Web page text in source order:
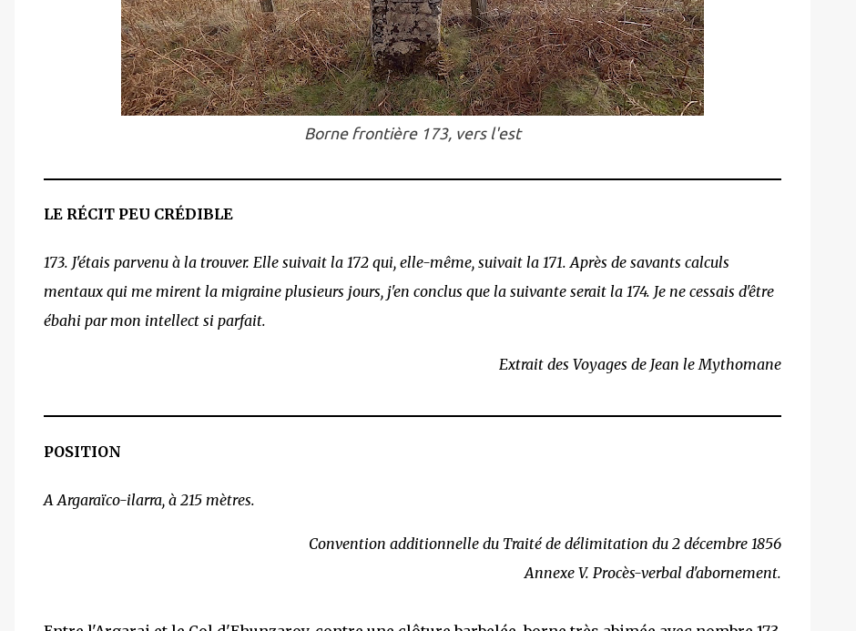
Borne frontière 173, vers l'est
LE RÉCIT PEU CRÉDIBLE
173. J'étais parvenu à la trouver. Elle suivait la 172 qui, elle-même, suivait la 171. Après de savants calculs
mentaux qui me mirent la migraine plusieurs jours, j'en conclus que la suivante serait la 174. Je ne cessais d'être
ébahi par mon intellect si parfait.
Extrait des Voyages de Jean le Mythomane
POSITION
A Argaraïco-ilarra, à 215 mètres.
Convention additionnelle du Traité de délimitation du 2 décembre 1856
Annexe V. Procès-verbal d'abornement.